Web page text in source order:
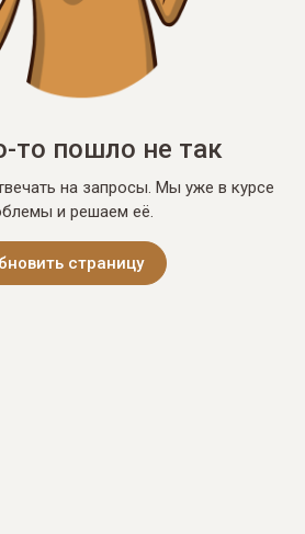
то пошло не так
на запросы. Мы уже в курсе
и решаем её.
страницу